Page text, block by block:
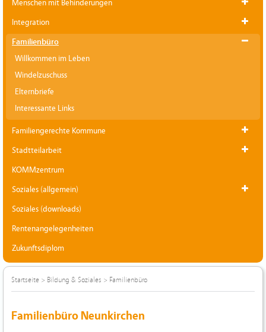
Menschen mit Behinderungen
Integration
Familienbüro
Willkommen im Leben
Windelzuschuss
Elternbriefe
Interessante Links
Familiengerechte Kommune
Stadtteilarbeit
KOMMzentrum
Soziales (allgemein)
Soziales (downloads)
Rentenangelegenheiten
Zukunftsdiplom
Startseite > Bildung & Soziales > Familienbüro
Familienbüro Neunkirchen